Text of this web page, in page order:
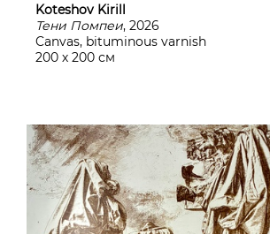
Koteshov Kirill
Тени Помпеи, 2026
Canvas, bituminous varnish
200 х 200 см